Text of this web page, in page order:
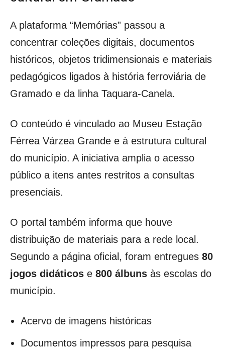
A plataforma “Memórias” passou a
concentrar coleções digitais, documentos
históricos, objetos tridimensionais e materiais
pedagógicos ligados à história ferroviária de
Gramado e da linha Taquara-Canela.
O conteúdo é vinculado ao Museu Estação
Férrea Várzea Grande e à estrutura cultural
do município. A iniciativa amplia o acesso
público a itens antes restritos a consultas
presenciais.
O portal também informa que houve
distribuição de materiais para a rede local.
Segundo a página oficial, foram entregues 80
jogos didáticos e 800 álbuns às escolas do
município.
Acervo de imagens históricas
Documentos impressos para pesquisa